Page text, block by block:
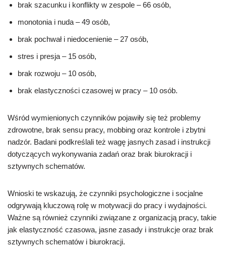
brak szacunku i konflikty w zespole – 66 osób,
monotonia i nuda – 49 osób,
brak pochwał i niedocenienie – 27 osób,
stres i presja – 15 osób,
brak rozwoju – 10 osób,
brak elastyczności czasowej w pracy – 10 osób.
Wśród wymienionych czynników pojawiły się też problemy
zdrowotne, brak sensu pracy, mobbing oraz kontrole i zbytni
nadzór. Badani podkreślali też wagę jasnych zasad i instrukcji
dotyczących wykonywania zadań oraz brak biurokracji i
sztywnych schematów.
Wnioski te wskazują, że czynniki psychologiczne i socjalne
odgrywają kluczową rolę w motywacji do pracy i wydajności.
Ważne są również czynniki związane z organizacją pracy, takie
jak elastyczność czasowa, jasne zasady i instrukcje oraz brak
sztywnych schematów i biurokracji.